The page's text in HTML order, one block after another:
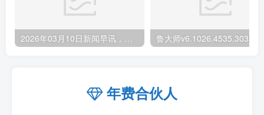
2026年03月10日新闻早讯，每天60s读懂世界
年费合伙人